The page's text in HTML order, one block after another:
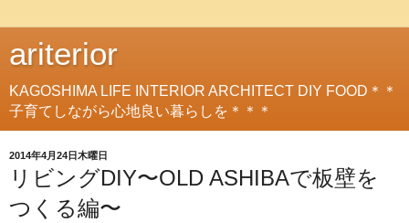
ariterior
KAGOSHIMA LIFE INTERIOR ARCHITECT DIY FOOD＊＊
子育てしながら心地良い暮らしを＊＊＊
2014年4月24日木曜日
リビングDIY〜OLD ASHIBAで板壁を
つくる編〜